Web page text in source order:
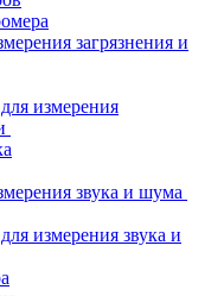
загрязнения и
измерения
звука и шума
измерения звука и